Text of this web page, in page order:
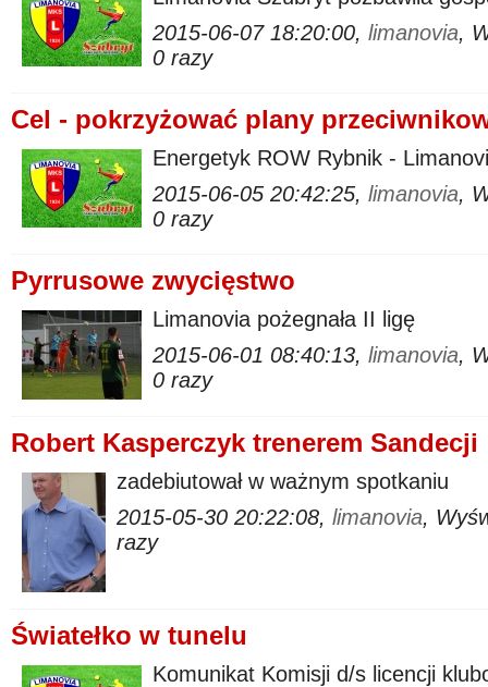
2015-06-07 18:20:00, limanovia,
0 razy
Cel - pokrzyżować plany
Energetyk ROW Rybnik -
2015-06-05 20:42:25, limanovia,
0 razy
Pyrrusowe zwycięstwo
Limanovia pożegnała II ligę
2015-06-01 08:40:13, limanovia,
0 razy
Robert Kasperczyk trenerem Sandecji
zadebiutował w ważnym spotkaniu
2015-05-30 20:22:08, limanovia,
razy
Światełko w tunelu
Komunikat Komisji d/s licencji